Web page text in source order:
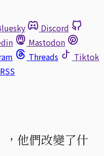
Discord
Mastodon
Threads
Tiktok
RSS
，他們改變了什